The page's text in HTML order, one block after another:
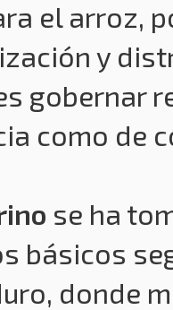
el arroz,
y
gobernar
como de
se ha
básicos
donde